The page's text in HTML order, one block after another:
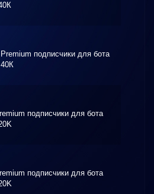
Premium подписчики для бота
подписчики для бота
подписчики для бота